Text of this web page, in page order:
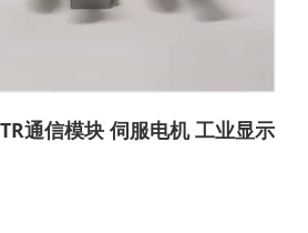
通信模块 伺服电机 工业显示